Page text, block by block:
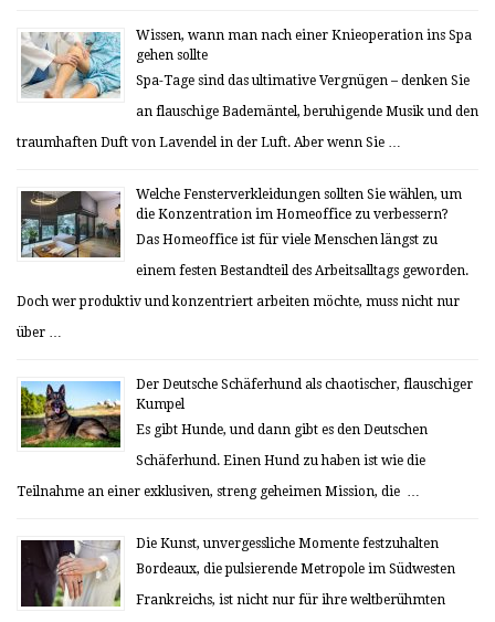
Wissen, wann man nach einer Knieoperation ins Spa
gehen sollte
Spa-Tage sind das ultimative Vergnügen – denken Sie
an flauschige Bademäntel, beruhigende Musik und den
traumhaften Duft von Lavendel in der Luft. Aber wenn Sie …
Welche Fensterverkleidungen sollten Sie wählen, um
die Konzentration im Homeoffice zu verbessern?
Das Homeoffice ist für viele Menschen längst zu
einem festen Bestandteil des Arbeitsalltags geworden.
Doch wer produktiv und konzentriert arbeiten möchte, muss nicht nur
über …
Der Deutsche Schäferhund als chaotischer, flauschiger
Kumpel
Es gibt Hunde, und dann gibt es den Deutschen
Schäferhund. Einen Hund zu haben ist wie die
Teilnahme an einer exklusiven, streng geheimen Mission, die …
Die Kunst, unvergessliche Momente festzuhalten
Bordeaux, die pulsierende Metropole im Südwesten
Frankreichs, ist nicht nur für ihre weltberühmten